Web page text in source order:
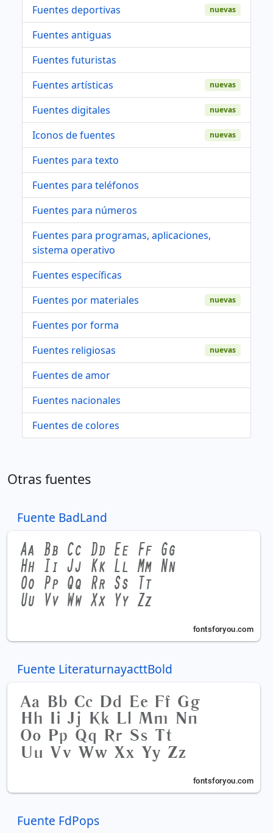
Fuentes deportivas
nuevas
Fuentes antiguas
Fuentes futuristas
Fuentes artísticas
nuevas
Fuentes digitales nuevas
Iconos de fuentes nuevas
Fuentes para texto
Fuentes para teléfonos
Fuentes para números
Fuentes para programas, aplicaciones,
sistema operativo
Fuentes específicas
Fuentes por materiales
nuevas
Fuentes por forma
Fuentes religiosas
nuevas
Fuentes de amor
Fuentes nacionales
Fuentes de colores
Otras fuentes
Fuente BadLand
Fuente LiteraturnayacttBold
Fuente FdPops